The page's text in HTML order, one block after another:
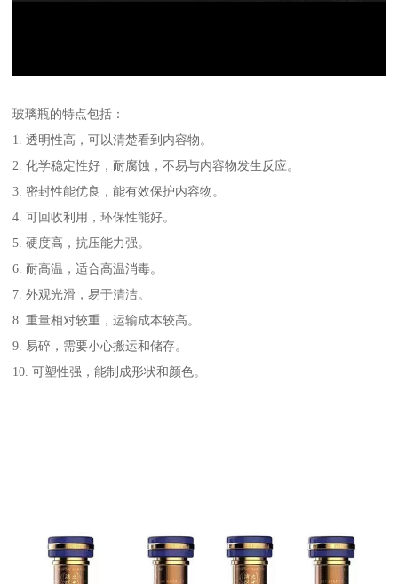
玻璃瓶的特点包括：
1. 透明性高，可以清楚看到内容物。
2. 化学稳定性好，耐腐蚀，不易与内容物发生反应。
3. 密封性能优良，能有效保护内容物。
4. 可回收利用，环保性能好。
5. 硬度高，抗压能力强。
6. 耐高温，适合高温消毒。
7. 外观光滑，易于清洁。
8. 重量相对较重，运输成本较高。
9. 易碎，需要小心搬运和储存。
10. 可塑性强，能制成形状和颜色。